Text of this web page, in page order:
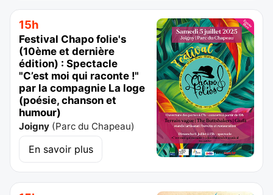
15h
Festival Chapo folie's
(10ème et dernière
édition) : Spectacle
"C’est moi qui raconte !"
par la compagnie La loge
(poésie, chanson et
humour)
Joigny (Parc du Chapeau)
En savoir plus